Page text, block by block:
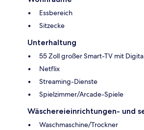
Essbereich
Sitzecke
Unterhaltung
55 Zoll großer Smart-TV mit
Netflix
Streaming-Dienste
Spielzimmer/Arcade-Spiele
Wäschereieinrichtungen- und
Waschmaschine/Trockner